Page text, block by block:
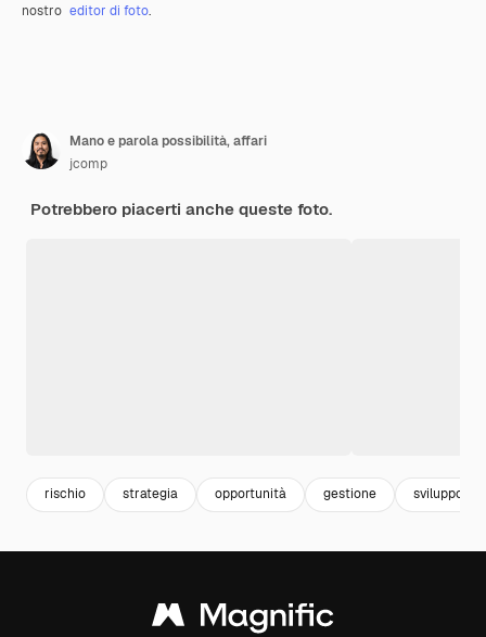
nostro editor di foto.
Mano e parola possibilità, affari
jcomp
Potrebbero piacerti anche queste foto.
rischio strategia opportunità gestione sviluppo